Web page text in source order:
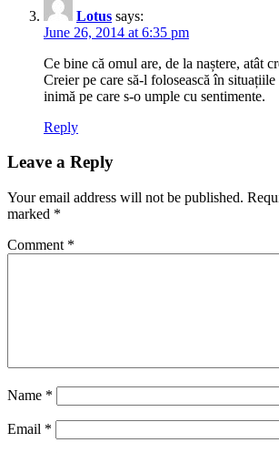
Lotus says:
June 26, 2014 at 6:35 pm
Ce bine că omul are, de la naștere, atât
Creier pe care să-l folosească în situațiile
inimă pe care s-o umple cu sentimente.
Reply
Leave a Reply
Your email address will not be published.
marked *
Comment *
Name *
Email *